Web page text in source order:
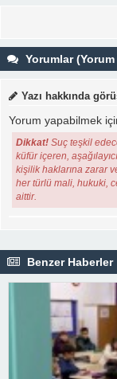
Yorumlar (Yorum
Yazı hakkında
Yorum yapabilmek
Dikkat! Suç teşkil
küfür içeren,
kişilik haklarına zarar
her türlü mali, hukuki,
aittir.
Benzer Haberler